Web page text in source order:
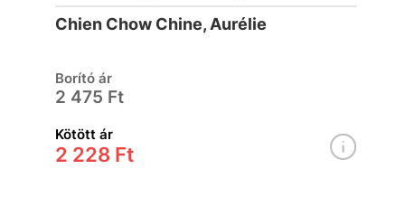
Chien Chow Chine, Aurélie
Borító ár
2 475 Ft
Kötött ár
2 228 Ft